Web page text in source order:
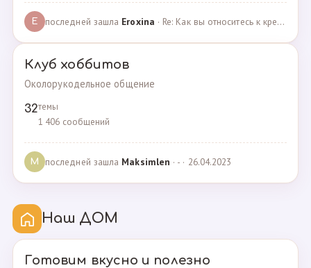
E последней зашла Eroxina · Re: Как вы относитесь к кредитам? · 06.04.2025
Клуб хоббитов
Околорукодельное общение
32темы
1 406 сообщений
M последней зашла Maksimlen · - · 26.04.2023
Наш ДОМ
Готовим вкусно и полезно